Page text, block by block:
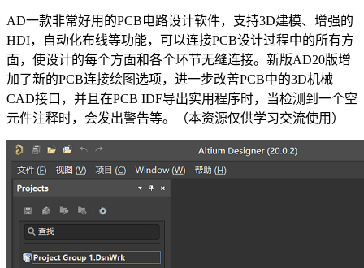
AD一款非常好用的PCB电路设计软件，支持3D建模、增强的
HDI，自动化布线等功能，可以连接PCB设计过程中的所有方
面，使设计的每个方面和各个环节无缝连接。新版AD20版增
加了新的PCB连接绘图选项，进一步改善PCB中的3D机械
CAD接口，并且在PCB IDF导出实用程序时，当检测到一个空
元件注释时，会发出警告等。（本资源仅供学习交流使用）